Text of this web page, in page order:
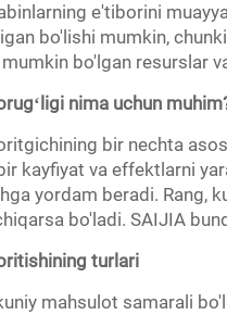
e'tiborini
bo'lishi mumkin,
bo'lgan resurslar
nima uchun
bir nechta
kayfiyat va effektlarni
yordam beradi. Rang,
bo'ladi. SAIJIA
turlari
mahsulot samarali